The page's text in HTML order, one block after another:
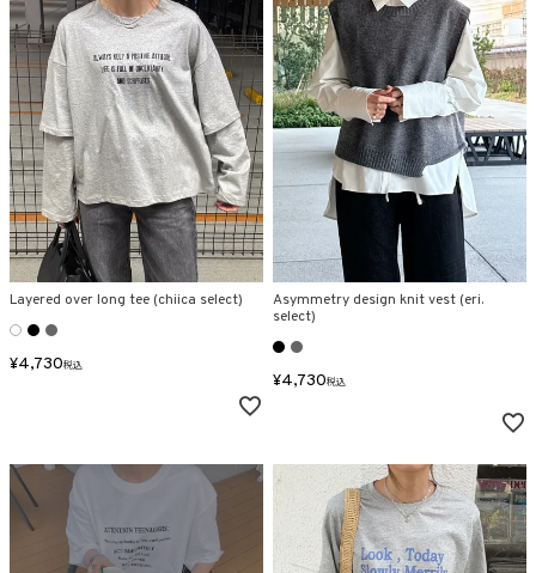
Layered over long tee (chiica select)
¥4,730税込
Asymmetry design knit vest (eri.
select)
¥4,730税込